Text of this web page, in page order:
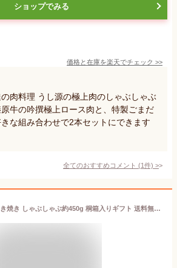
ショップでみる
価格と在庫を楽天でチェック >>
肉料理 うし源の極上肉のしゃぶしゃぶ
牛の吟撰極上ロース肉と、特製ごまだ
な組み合わせで2本セットにできます
全てのおすすめコメント (1件) >
松阪牛 霜降り すき焼き しゃぶしゃぶ約450g 桐箱入りギフト 送料無料(一部地域除く)松坂牛 松阪肉 通販 黒毛和牛 牛肉 お祝 贈答 肩 肩ロース 肉 お取り寄せ A4 A5 特産 お歳暮 クリスマス 内祝 御中元 御歳暮